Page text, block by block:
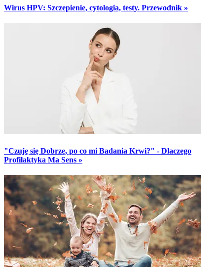
Wirus HPV: Szczepienie, cytologia, testy. Przewodnik »
"Czuję się Dobrze, po co mi Badania Krwi?" - Dlaczego
Profilaktyka Ma Sens »